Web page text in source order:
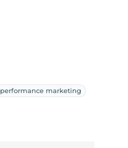
performance marketing